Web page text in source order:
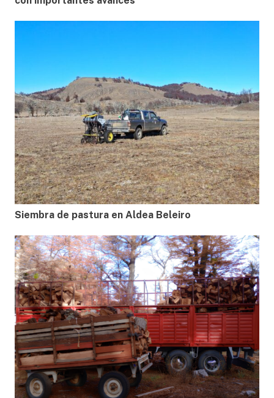
Siembra de pastura en Aldea Beleiro